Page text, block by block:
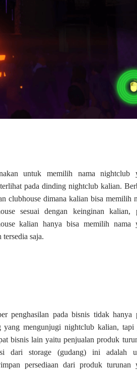
untuk memilih nama nightclub
pada dinding nightclub kalian.
clubhouse dimana kalian bisa memilih
sesuai dengan keinginan kalian,
kalian hanya bisa memilih nama
tersedia saja.
penghasilan pada bisnis tidak hanya
yang mengunjugi nightclub kalian, tapi
bisnis lain yaitu penjualan produk
dari storage (gudang) ini adalah
persediaan dari produk turunan